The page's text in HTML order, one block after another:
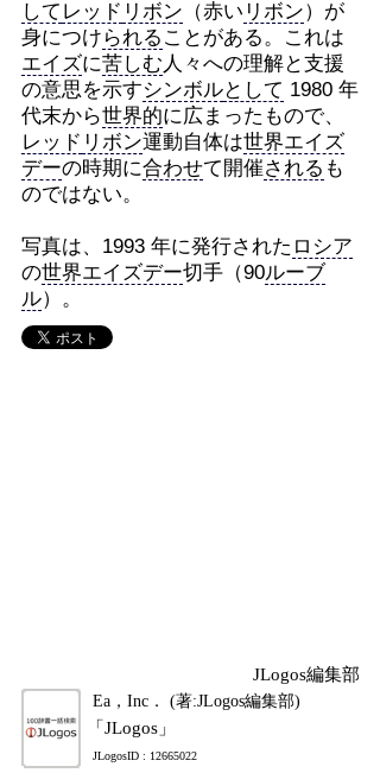
して レッド リボン （赤い リボン）が
身につけ られる ことがある。これは
エイズに苦しむ 人々への理解と支援
の意思を示すシンボルとして 1980 年
代末から世界的に広まったもので、
レッド リボン運動自体は世界エイズ
デーの時期に合わせて開催される も
のではない。
写真は、1993 年に発行された ロシア
の世界エイズデー切手（90ルーブ
ル）。
JLogos編集部
Ea，Inc． (著:JLogos編集部)
「JLogos」
JLogosID : 12665022